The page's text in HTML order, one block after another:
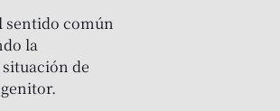
sentido común
la
de